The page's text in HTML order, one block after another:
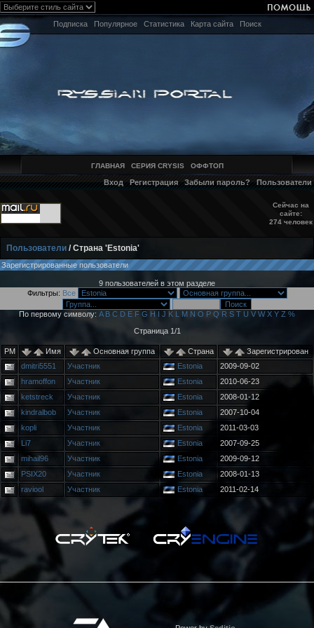
Подписка Популярное Статистика Карта сайта Поиск
ГЛАВНАЯ СЕРИЯ CRYSIS ОФФТОП
Вход Регистрация Забыли пароль? Пользователи
Сейчас на
сайте:
274 человек
Пользователи / Страна 'Estonia'
Зарегистрированные пользователи
9 пользователей в этом разделе
Фильтры: Все
По первому символу: A B C D E F G H I J K L M N O P Q R S T U V W X Y Z %
Страница 1/1
PM Имя Основная группа Страна
Зарегистрирован
dmitri5551
Участник Estonia
2009-09-02
hramoffon
Участник Estonia
2010-06-23
ketstreck
Участник Estonia
2008-01-12
kindralbob
Участник Estonia
2007-10-04
kopli
Участник Estonia
2011-03-03
Li7
Участник Estonia
2007-09-25
mihail96
Участник Estonia
2009-09-12
PSIX20
Участник Estonia
2008-01-13
raviool
Участник Estonia 2011-02-14